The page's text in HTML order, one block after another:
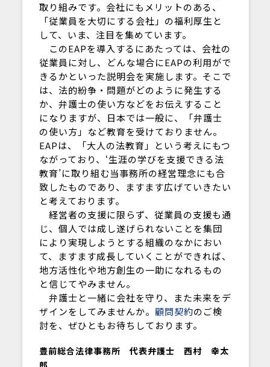
取り組みです。会社にもメリットのある、
「従業員を大切にする会社」の福利厚生と
して、いま、注目を集めています。
このEAPを導入するにあたっては、会社の
従業員に対し、どんな場合にEAPの利用がで
きるかといった説明会を実施します。そこで
は、法的紛争・問題がどのように発生する
か、弁護士の使い方などをお伝えすること
になりますが、日本では一般に、「弁護士
の使い方」など教育を受けておりません。
EAPは、「大人の法教育」という考えにもつ
ながっており、‘生涯の学びを支援できる法
教育’に取り組む当事務所の経営理念にも合
致したものであり、ますます広げていきたい
と考えております。
経営者の支援に限らず、従業員の支援も通
じ、個人では成し遂げられないことを集団
により実現しようとする組織のなかにおい
て、ますます成長していくことができれば、
地方活性化や地方創生の一助になれるもの
と信じてやみません。
弁護士と一緒に会社を守り、また未来をデ
ザインをしてみませんか。 顧問契約のご検
討を、ぜひともお待ちしております。
豊前総合法律事務所 代表弁護士 西村 幸太
郎